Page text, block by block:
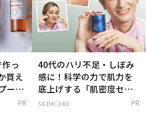
っ
買え
ー＆
PR
40代のハリ不足・しぼみ
感に！科学の力で肌力を
底上げする「肌密度セラ
ム」
SKINCARE PR